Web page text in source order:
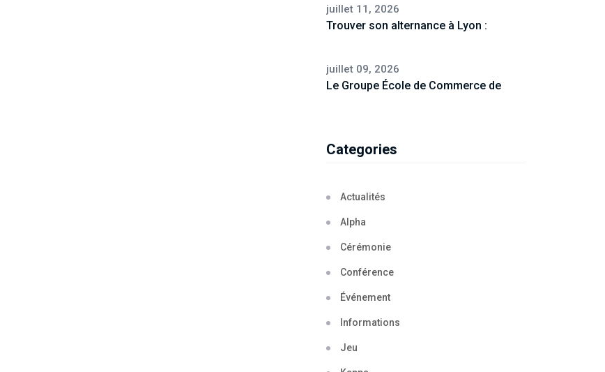
juillet 11, 2026
Trouver son alternance à Lyon :
juillet 09, 2026
Le Groupe École de Commerce de
Categories
Actualités
Alpha
Cérémonie
Conférence
Événement
Informations
Jeu